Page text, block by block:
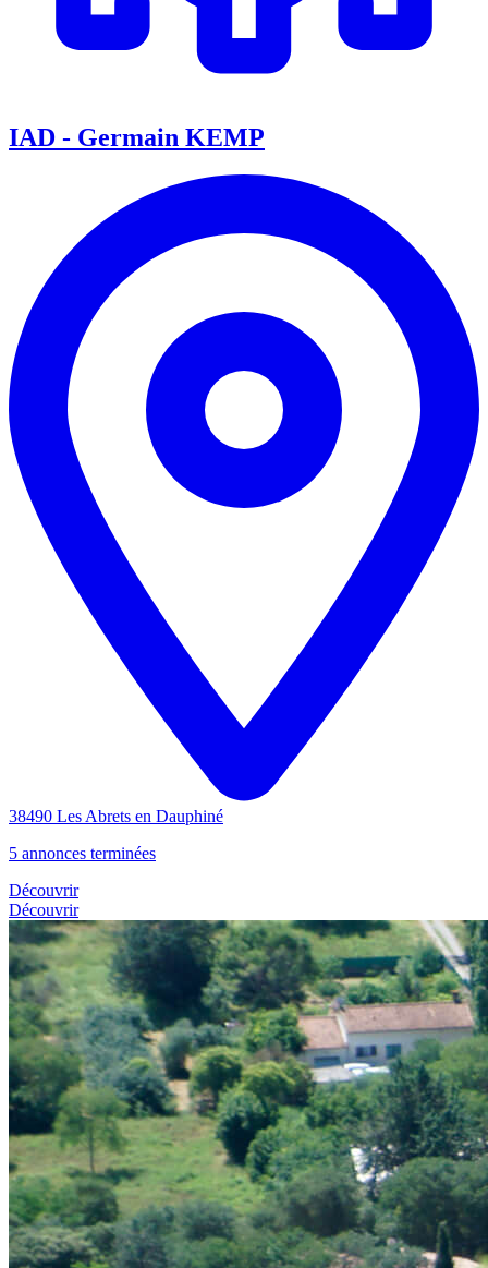
IAD - Germain KEMP
38490 Les Abrets en Dauphiné
5 annonces terminées
Découvrir
Découvrir